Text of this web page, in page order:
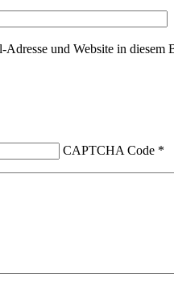
und Website in diesem
CAPTCHA Code *